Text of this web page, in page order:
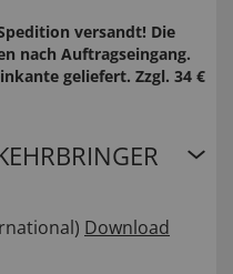
versandt! Die
nach Auftragseingang.
geliefert. Zzgl. 34 €
Download